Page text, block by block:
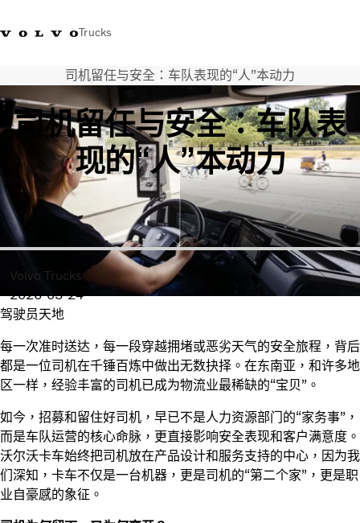
Trucks
WhatsApp 3713 1738 售服專線 3713 1788Volvo Trucks 商店查找經銷商
運輸解決方案
貨車
服務
尋找經銷商
News
關於我們
IAL 電子報
下載專區
司机留任与安全：车队表现的“人”本动力
司机留任与安全：车队表
现的“人”本动力
Volvo Trucks
2026-03-24
驾驶员天地
每一次准时送达，每一段穿越拥堵或恶劣天气的安全旅程，背后
都是一位司机在千锤百炼中做出无数抉择。在东南亚，和许多地
区一样，经验丰富的司机已成为物流业最稀缺的“宝贝”。
如今，招募和留住好司机，早已不是人力资源部门的“家务事”，
而是车队运营的核心命脉，更直接影响安全表现和客户满意度。
沃尔沃卡车始终把司机放在产品设计和服务支持的中心，因为我
们深知，卡车不仅是一台机器，更是司机的“第二个家”，更是职
业自豪感的象征。